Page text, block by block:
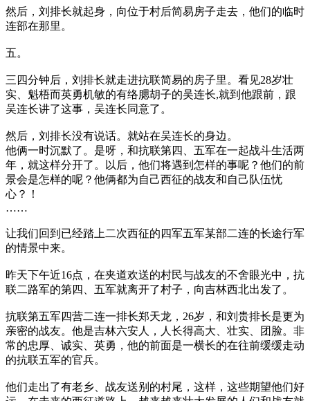
然后，刘排长就起身，向位于村后简易房子走去，他们的临时
连部在那里。
五。
三四分钟后，刘排长就走进抗联简易的房子里。看见28岁壮
实、魁梧而英勇机敏的有络腮胡子的吴连长,就到他跟前，跟
吴连长讲了这事，吴连长同意了。
然后，刘排长没有说话。就站在吴连长的身边。
他俩一时沉默了。是呀，和抗联第四、五军在一起战斗生活两
年，就这样分开了。以后，他们将遇到怎样的事呢？他们的前
景会是怎样的呢？他俩都为自己西征的战友和自己队伍忧
心？！
……
让我们回到已经踏上二次西征的四军五军某部二连的长途行军
的情景中来。
昨天下午近16点，在夹道欢送的村民与战友的不舍眼光中，抗
联二路军的第四、五军就离开了村子，向吉林西北出发了。
抗联第五军四营二连一排长郑天龙，26岁，和刘贵排长是更为
亲密的战友。他是吉林六安人，人长得高大、壮实、团脸。非
常的忠厚、诚实、英勇，他的前面是一横长的在往前缓缓走动
的抗联五军的官兵。
他们走出了有老乡、战友送别的村尾，这样，这些期望他们好